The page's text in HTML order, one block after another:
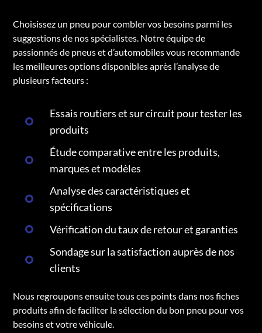
Choisissez un pneu pour combler vos besoins parmi les
suggestions de nos spécialistes. Notre équipe de
passionnés de pneus et d’automobiles vous recommande
les meilleures options disponibles après l’analyse de
plusieurs facteurs :
Essais routiers et sur circuit pour tester les
produits
Étude comparative entre les produits,
marques et modèles
Analyse des caractéristiques et
spécifications
Vérification du taux de retour et garanties
Sondage sur la satisfaction auprès de nos
clients
Nous regroupons ensuite tous ces points dans nos fiches
produits afin de faciliter la sélection du bon pneu pour vos
besoins et votre véhicule.